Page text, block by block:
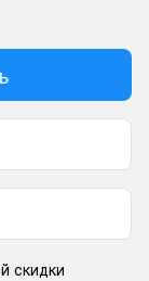
скидки